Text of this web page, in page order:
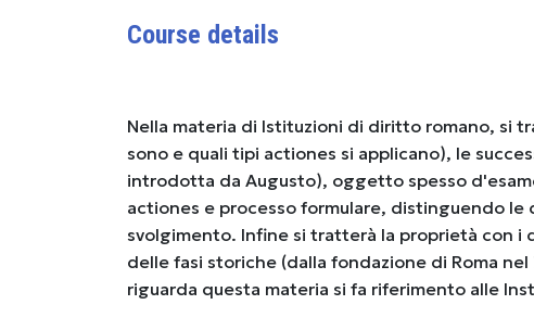
Course details
Nella materia di Istituzioni di diritto romano, si
sono e quali tipi actiones si applicano), le
introdotta da Augusto), oggetto spesso
actiones e processo formulare, distinguendo
svolgimento. Infine si tratterà la proprietà con i
delle fasi storiche (dalla fondazione di Roma
riguarda questa materia si fa riferimento alle